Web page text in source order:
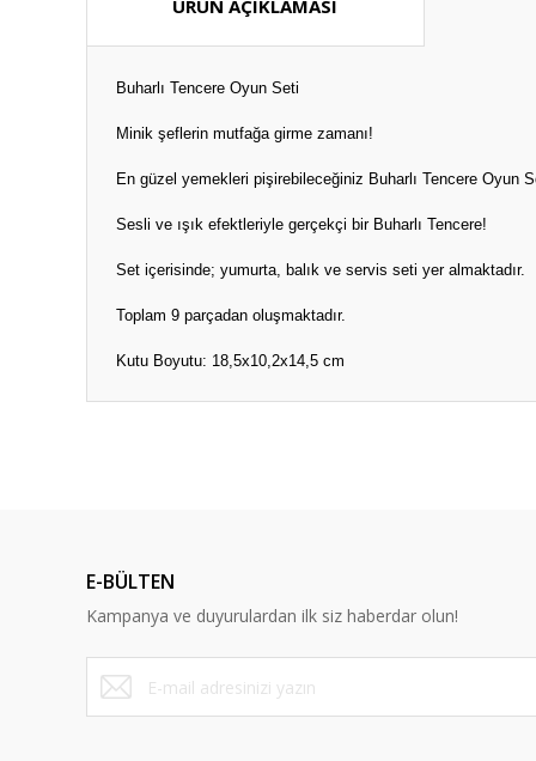
ÜRÜN AÇIKLAMASI
Buharlı Tencere Oyun Seti
Minik şeflerin mutfağa girme zamanı!
En güzel yemekleri pişirebileceğiniz Buharlı Tencere Oyun
Sesli ve ışık efektleriyle gerçekçi bir Buharlı Tencere!
Set içerisinde; yumurta, balık ve servis seti yer almaktadır.
Toplam 9 parçadan oluşmaktadır.
Kutu Boyutu: 18,5x10,2x14,5 cm
Ürün bilgilerinde hatalar bulunuyor.
Ürün fiyatı diğer sitelerden daha pahalı.
Bu ürüne benzer farklı alternatifler olmalı.
E-BÜLTEN
Kampanya ve duyurulardan ilk siz haberdar olun!